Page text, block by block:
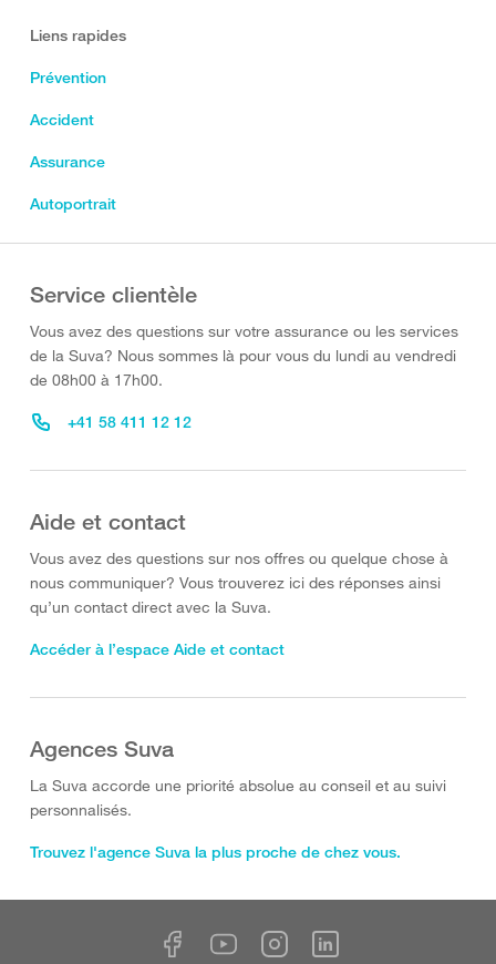
Liens rapides
Prévention
Accident
Assurance
Autoportrait
Service clientèle
Vous avez des questions sur votre assurance ou les services
de la Suva? Nous sommes là pour vous du lundi au vendredi
de 08h00 à 17h00.
+41 58 411 12 12
Aide et contact
Vous avez des questions sur nos offres ou quelque chose à
nous communiquer? Vous trouverez ici des réponses ainsi
qu’un contact direct avec la Suva.
Accéder à l’espace Aide et contact
Agences Suva
La Suva accorde une priorité absolue au conseil et au suivi
personnalisés.
Trouvez l'agence Suva la plus proche de chez vous.